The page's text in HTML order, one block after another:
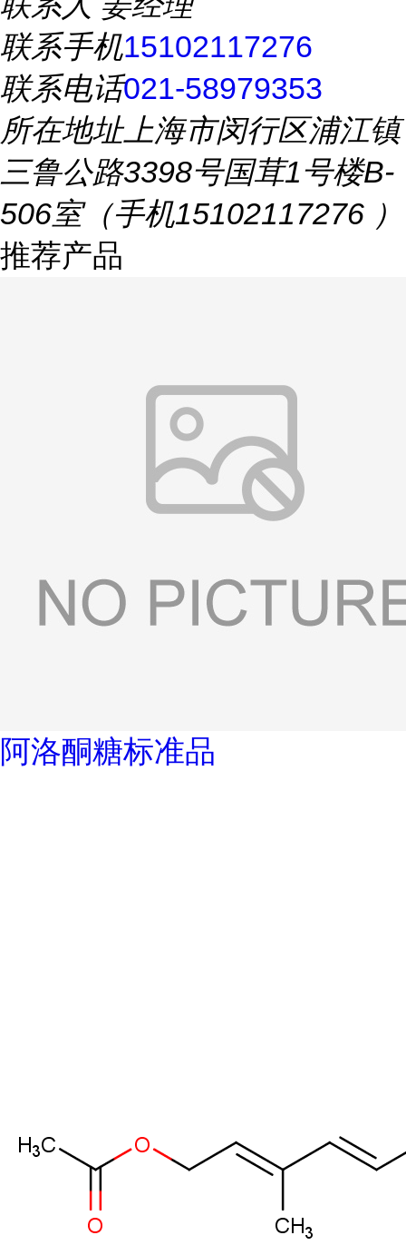
联系手机15102117276
联系电话021-58979353
所在地址上海市闵行区浦江镇
三鲁公路3398号国茸1号楼B-
506室（手机15102117276 ）
推荐产品
阿洛酮糖标准品